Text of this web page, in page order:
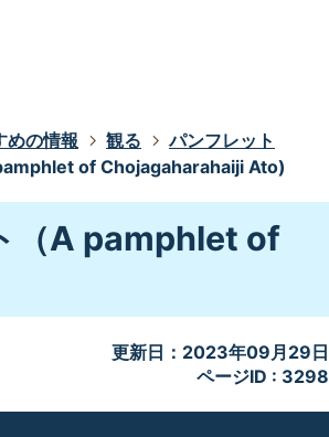
めの情報 観る
パンフレット
of Chojagaharahaiji Ato)
（A pamphlet of
更新日：2023年09月29日
ページID : 3298